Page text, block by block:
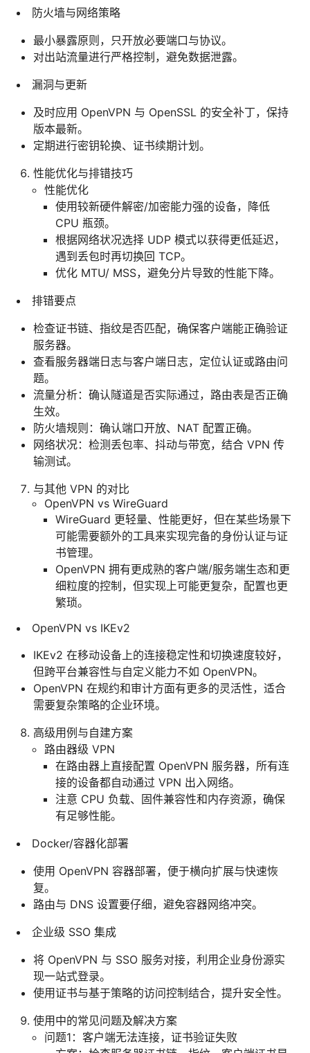
防火墙与网络策略
最小暴露原则，只开放必要端口与协议。
对出站流量进行严格控制，避免数据泄露。
漏洞与更新
及时应用 OpenVPN 与 OpenSSL 的安全补丁，保持
版本最新。
定期进行密钥轮换、证书续期计划。
性能优化与排错技巧
性能优化
使用较新硬件解密/加密能力强的设备，降低
CPU 瓶颈。
根据网络状况选择 UDP 模式以获得更低延迟，
遇到丢包时再切换回 TCP。
优化 MTU/ MSS，避免分片导致的性能下降。
排错要点
检查证书链、指纹是否匹配，确保客户端能正确验证
服务器。
查看服务器端日志与客户端日志，定位认证或路由问
题。
流量分析：确认隧道是否实际通过，路由表是否正确
生效。
防火墙规则：确认端口开放、NAT 配置正确。
网络状况：检测丢包率、抖动与带宽，结合 VPN 传
输测试。
与其他 VPN 的对比
OpenVPN vs WireGuard
WireGuard 更轻量、性能更好，但在某些场景下
可能需要额外的工具来实现完备的身份认证与证
书管理。
OpenVPN 拥有更成熟的客户端/服务端生态和更
细粒度的控制，但实现上可能更复杂，配置也更
繁琐。
OpenVPN vs IKEv2
IKEv2 在移动设备上的连接稳定性和切换速度较好，
但跨平台兼容性与自定义能力不如 OpenVPN。
OpenVPN 在规约和审计方面有更多的灵活性，适合
需要复杂策略的企业环境。
高级用例与自建方案
路由器级 VPN
在路由器上直接配置 OpenVPN 服务器，所有连
接的设备都自动通过 VPN 出入网络。
注意 CPU 负载、固件兼容性和内存资源，确保
有足够性能。
Docker/容器化部署
使用 OpenVPN 容器部署，便于横向扩展与快速恢
复。
路由与 DNS 设置要仔细，避免容器网络冲突。
企业级 SSO 集成
将 OpenVPN 与 SSO 服务对接，利用企业身份源实
现一站式登录。
使用证书与基于策略的访问控制结合，提升安全性。
使用中的常见问题及解决方案
问题1：客户端无法连接，证书验证失败